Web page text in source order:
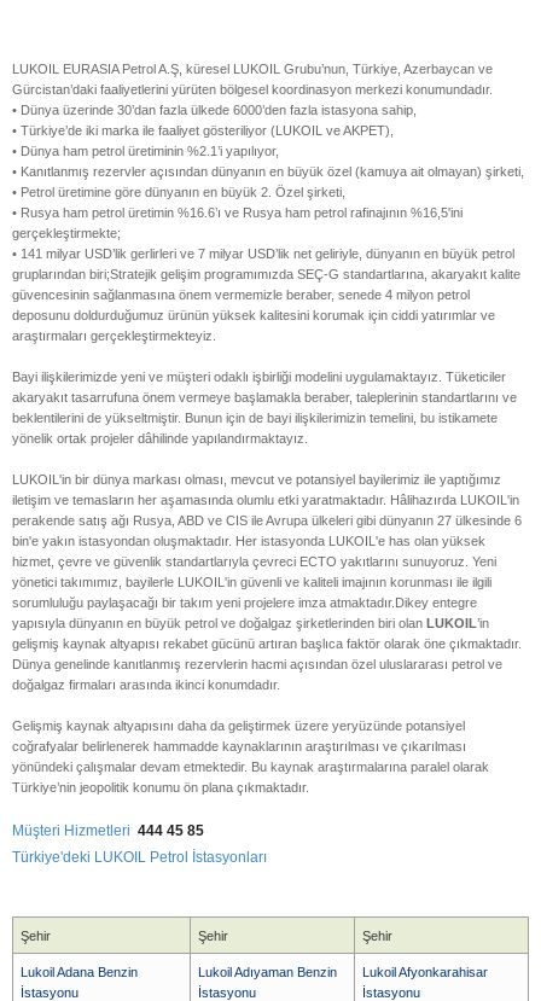
LUKOIL EURASIA Petrol A.Ş, küresel LUKOIL Grubu’nun, Türkiye, Azerbaycan ve
Gürcistan’daki faaliyetlerini yürüten bölgesel koordinasyon merkezi konumundadır.
• Dünya üzerinde 30’dan fazla ülkede 6000’den fazla istasyona sahip,
• Türkiye’de iki marka ile faaliyet gösteriliyor (LUKOIL ve AKPET),
• Dünya ham petrol üretiminin %2.1’i yapılıyor,
• Kanıtlanmış rezervler açısından dünyanın en büyük özel (kamuya ait olmayan) şirketi,
• Petrol üretimine göre dünyanın en büyük 2. Özel şirketi,
• Rusya ham petrol üretimin %16.6’ı ve Rusya ham petrol rafinajının %16,5'ini
gerçekleştirmekte;
• 141 milyar USD’lik gerlirleri ve 7 milyar USD’lik net geliriyle, dünyanın en büyük petrol
gruplarından biri;Stratejik gelişim programımızda SEÇ-G standartlarına, akaryakıt kalite
güvencesinin sağlanmasına önem vermemizle beraber, senede 4 milyon petrol
deposunu doldurduğumuz ürünün yüksek kalitesini korumak için ciddi yatırımlar ve
araştırmaları gerçekleştirmekteyiz.
Bayi ilişkilerimizde yeni ve müşteri odaklı işbirliği modelini uygulamaktayız. Tüketiciler
akaryakıt tasarrufuna önem vermeye başlamakla beraber, taleplerinin standartlarını ve
beklentilerini de yükseltmiştir. Bunun için de bayi ilişkilerimizin temelini, bu istikamete
yönelik ortak projeler dâhilinde yapılandırmaktayız.
LUKOIL'in bir dünya markası olması, mevcut ve potansiyel bayilerimiz ile yaptığımız
iletişim ve temasların her aşamasında olumlu etki yaratmaktadır. Hâlihazırda LUKOIL'in
perakende satış ağı Rusya, ABD ve CIS ile Avrupa ülkeleri gibi dünyanın 27 ülkesinde 6
bin'e yakın istasyondan oluşmaktadır. Her istasyonda LUKOIL'e has olan yüksek
hizmet, çevre ve güvenlik standartlarıyla çevreci ECTO yakıtlarını sunuyoruz. Yeni
yönetici takımımız, bayilerle LUKOIL'in güvenli ve kaliteli imajının korunması ile ilgili
sorumluluğu paylaşacağı bir takım yeni projelere imza atmaktadır. Dikey entegre
yapısıyla dünyanın en büyük petrol ve doğalgaz şirketlerinden biri olan LUKOIL’in
gelişmiş kaynak altyapısı rekabet gücünü artıran başlıca faktör olarak öne çıkmaktadır.
Dünya genelinde kanıtlanmış rezervlerin hacmi açısından özel uluslararası petrol ve
doğalgaz firmaları arasında ikinci konumdadır.
Gelişmiş kaynak altyapısını daha da geliştirmek üzere yeryüzünde potansiyel
coğrafyalar belirlenerek hammadde kaynaklarının araştırılması ve çıkarılması
yönündeki çalışmalar devam etmektedir. Bu kaynak araştırmalarına paralel olarak
Türkiye’nin jeopolitik konumu ön plana çıkmaktadır.
Müşteri Hizmetleri 444 45 85
Türkiye'deki LUKOIL Petrol İstasyonları
Şehir Şehir Şehir
Lukoil Adana Benzin
İstasyonu
Lukoil Adıyaman Benzin
İstasyonu
Lukoil Afyonkarahisar
İstasyonu